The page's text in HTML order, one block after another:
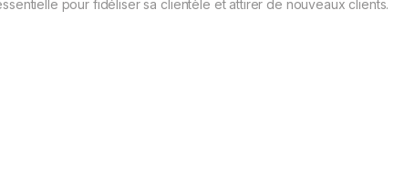
pour fidéliser sa clientèle et attirer de nouveaux clients.